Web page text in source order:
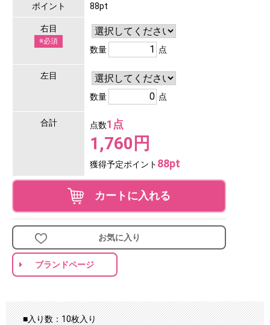
ポイント 88pt
右目
※必須
数量 点
左目
数量 点
合計 点数1点
1,760円
獲得予定ポイント 88pt
カートに入れる
お気に入り
ブランドページ
■入り数：10枚入り